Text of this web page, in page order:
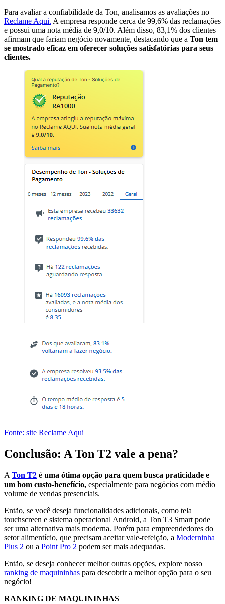
Para avaliar a confiabilidade da Ton, analisamos as avaliações no
Reclame Aqui. A empresa responde cerca de 99,6% das reclamações
e possui uma nota média de 9,0/10. Além disso, 83,1% dos clientes
afirmam que fariam negócio novamente, destacando que a Ton tem
se mostrado eficaz em oferecer soluções satisfatórias para seus
clientes.
Fonte: site Reclame Aqui
Conclusão: A Ton T2 vale a pena?
A Ton T2 é uma ótima opção para quem busca praticidade e
um bom custo-benefício, especialmente para negócios com médio
volume de vendas presenciais.
Então, se você deseja funcionalidades adicionais, como tela
touchscreen e sistema operacional Android, a Ton T3 Smart pode
ser uma alternativa mais moderna. Porém para empreendedores do
setor alimentício, que precisam aceitar vale-refeição, a Moderninha
Plus 2 ou a Point Pro 2 podem ser mais adequadas.
Então, se deseja conhecer melhor outras opções, explore nosso
ranking de maquininhas para descobrir a melhor opção para o seu
negócio!
RANKING DE MAQUININHAS